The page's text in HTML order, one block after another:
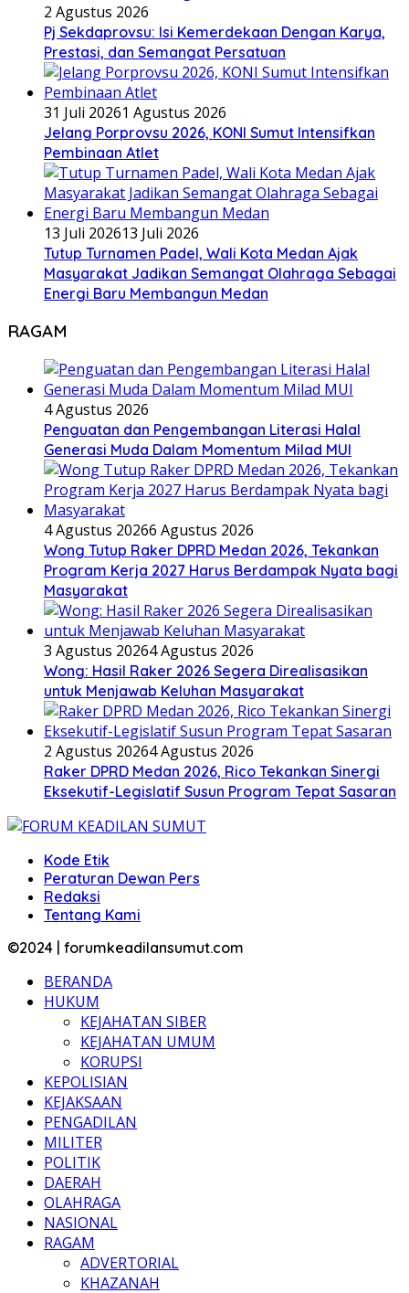
2 Agustus 2026
Pj Sekdaprovsu: Isi Kemerdekaan Dengan Karya,
Prestasi, dan Semangat Persatuan
31 Juli 20261 Agustus 2026
Jelang Porprovsu 2026, KONI Sumut Intensifkan
Pembinaan Atlet
13 Juli 202613 Juli 2026
Tutup Turnamen Padel, Wali Kota Medan Ajak
Masyarakat Jadikan Semangat Olahraga Sebagai
Energi Baru Membangun Medan
RAGAM
4 Agustus 2026
Penguatan dan Pengembangan Literasi Halal
Generasi Muda Dalam Momentum Milad MUI
4 Agustus 20266 Agustus 2026
Wong Tutup Raker DPRD Medan 2026, Tekankan
Program Kerja 2027 Harus Berdampak Nyata bagi
Masyarakat
3 Agustus 20264 Agustus 2026
Wong: Hasil Raker 2026 Segera Direalisasikan
untuk Menjawab Keluhan Masyarakat
2 Agustus 20264 Agustus 2026
Raker DPRD Medan 2026, Rico Tekankan Sinergi
Eksekutif-Legislatif Susun Program Tepat Sasaran
Kode Etik
Peraturan Dewan Pers
Redaksi
Tentang Kami
©2024 | forumkeadilansumut.com
BERANDA
HUKUM
KEJAHATAN SIBER
KEJAHATAN UMUM
KORUPSI
KEPOLISIAN
KEJAKSAAN
PENGADILAN
MILITER
POLITIK
DAERAH
OLAHRAGA
NASIONAL
RAGAM
ADVERTORIAL
KHAZANAH